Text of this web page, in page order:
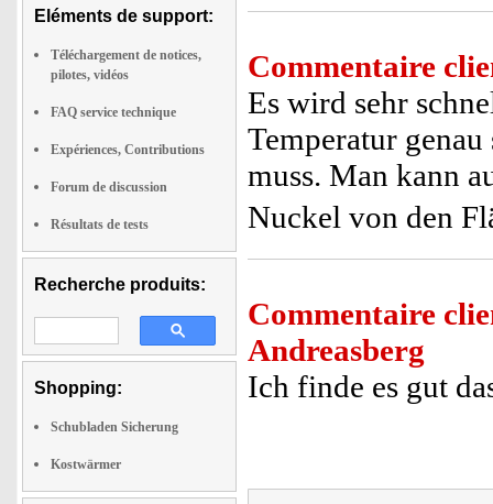
Eléments de support:
Téléchargement de notices,
pilotes, vidéos
FAQ service technique
Expériences, Contributions
Forum de discussion
Résultats de tests
Recherche produits:
Shopping:
Schubladen Sicherung
Kostwärmer
Commentaire
Es wird sehr
Temperatur genau
muss. Man kann
Nuckel von den
Commentaire
Andreasberg
Ich finde es gut